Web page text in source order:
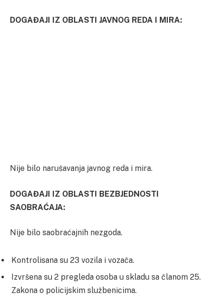
DOGAĐAJI IZ OBLASTI JAVNOG REDA I MIRA:
Nije bilo narušavanja javnog reda i mira.
DOGAĐAJI IZ OBLASTI BEZBJEDNOSTI
SAOBRAĆAJA:
Nije bilo saobraćajnih nezgoda.
Kontrolisana su 23 vozila i vozača.
Izvršena su 2 pregleda osoba u skladu sa članom 25.
Zakona o policijskim službenicima.